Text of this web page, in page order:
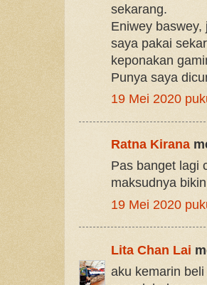
sekarang.
Eniwey
saya pakai
keponakan
Punya saya
19 Mei 2020
Ratna Kirana
Pas banget lagi
maksudnya
19 Mei 2020
Lita Chan Lai
aku kemarin